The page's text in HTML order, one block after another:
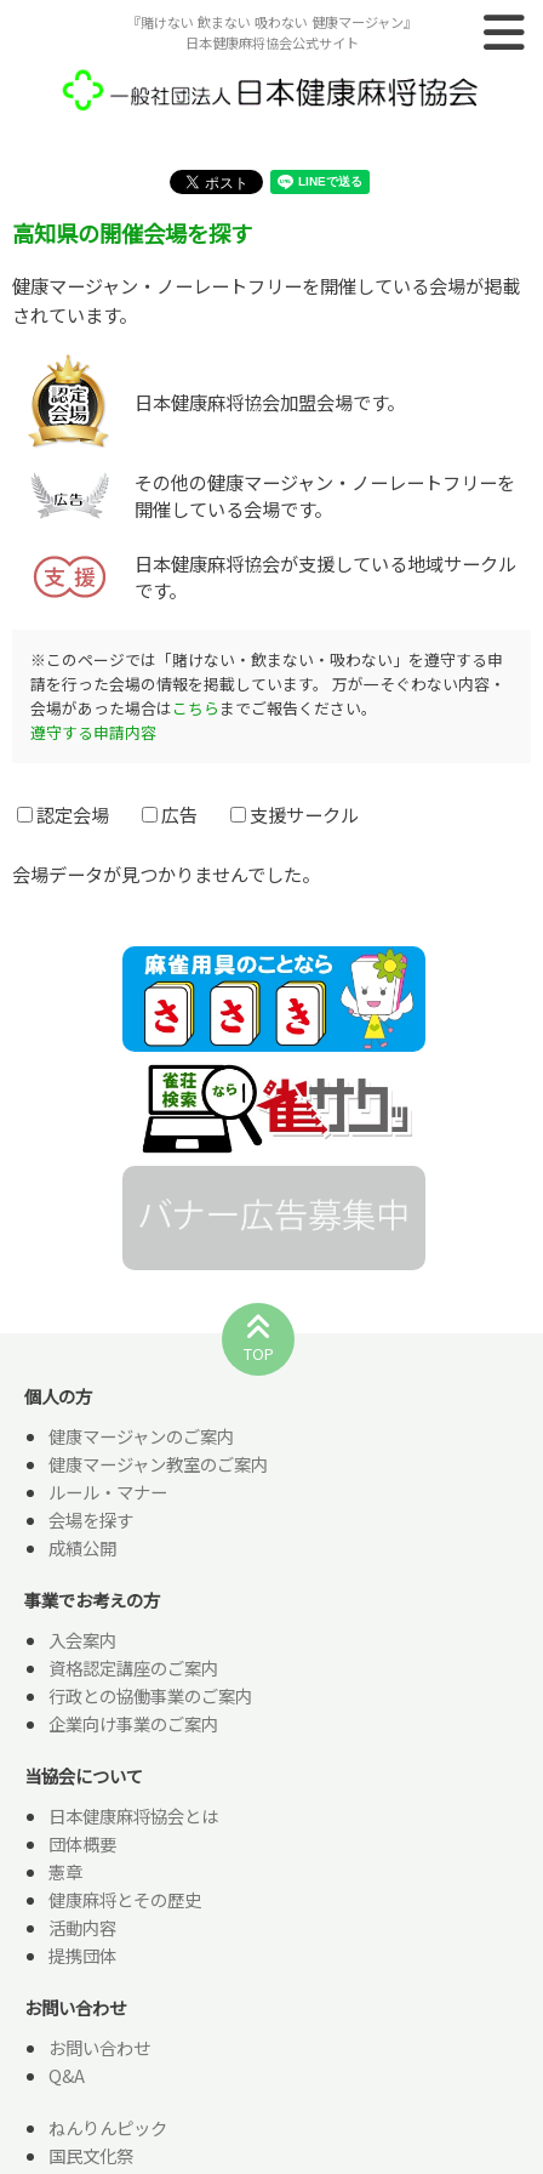
『賭けない 飲まない 吸わない 健康マージャン』
日本健康麻将協会公式サイト
高知県の開催会場を探す
健康マージャン・ノーレートフリーを開催している会場が掲載
されています。
日本健康麻将協会加盟会場です。
その他の健康マージャン・ノーレートフリーを
開催している会場です。
日本健康麻将協会が支援している地域サークル
です。
※このページでは「賭けない・飲まない・吸わない」を遵守する申
請を行った会場の情報を掲載しています。 万が一そぐわない内容・
会場があった場合はこちら までご報告ください。
遵守する申請内容
認定会場 広告 支援サークル
会場データが見つかりませんでした。
TOP
個人の方
健康マージャンのご案内
健康マージャン教室のご案内
ルール・マナー
会場を探す
成績公開
事業でお考えの方
入会案内
資格認定講座のご案内
行政との協働事業のご案内
企業向け事業のご案内
当協会について
日本健康麻将協会とは
団体概要
憲章
健康麻将とその歴史
活動内容
提携団体
お問い合わせ
お問い合わせ
Q&A
ねんりんピック
国民文化祭